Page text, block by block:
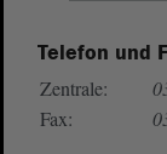
Telefon und
Zentrale:
Fax: